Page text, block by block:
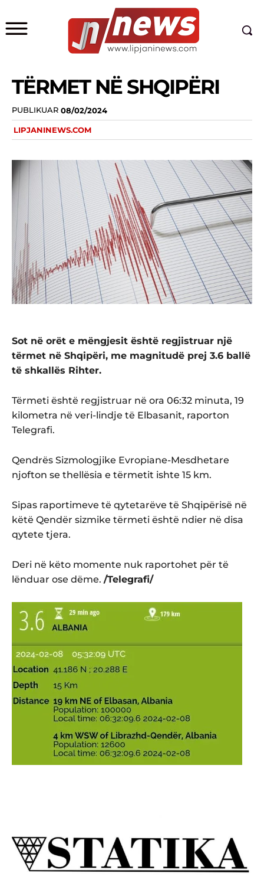
TËRMET NË SHQIPËRI
PUBLIKUAR 08/02/2024
LIPJANINEWS.COM
Sot në orët e mëngjesit është regjistruar një
tërmet në Shqipëri, me magnitudë prej 3.6 ballë
të shkallës Rihter.
Tërmeti është regjistruar në ora 06:32 minuta, 19
kilometra në veri-lindje të Elbasanit, raporton
Telegrafi.
Qendrës Sizmologjike Evropiane-Mesdhetare
njofton se thellësia e tërmetit ishte 15 km.
Sipas raportimeve të qytetarëve të Shqipërisë në
këtë Qendër sizmike tërmeti është ndier në disa
qytete tjera.
Deri në këto momente nuk raportohet për të
lënduar ose dëme. /Telegrafi/